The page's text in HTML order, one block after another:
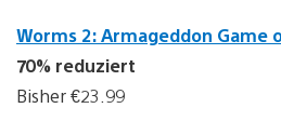
Worms 2: Armageddon Game
70% reduziert
Bisher €23.99